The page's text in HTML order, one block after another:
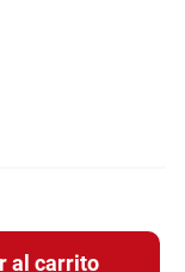
al carrito